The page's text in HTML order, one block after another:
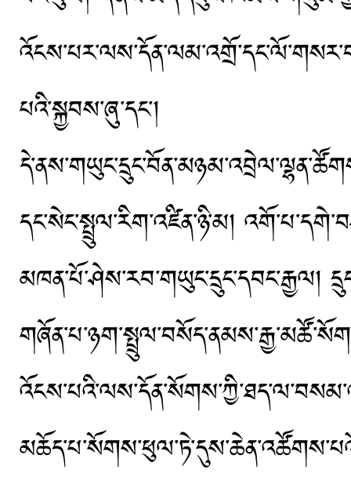
པའི་སྐྱབས་ཞུ་དང་།
དང་སེང་སྤྲུལ་རིག་འཛིན་ཉི་མ།
མཁན་པོ་ཤེས་རབ་གཡུང་དྲུང་དབང་རྒྱལ།